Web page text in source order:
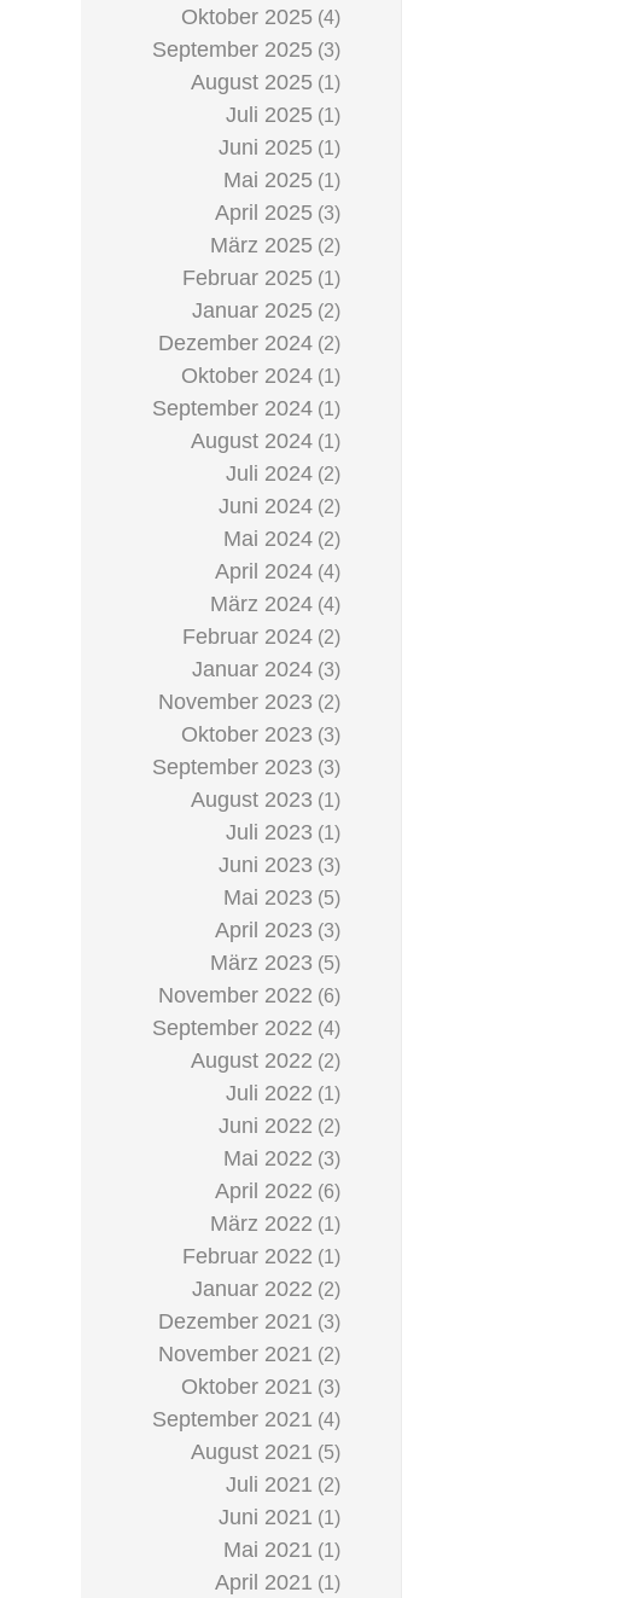
Oktober 2025 (4)
September 2025 (3)
August 2025 (1)
Juli 2025 (1)
Juni 2025 (1)
Mai 2025 (1)
April 2025 (3)
März 2025 (2)
Februar 2025 (1)
Januar 2025 (2)
Dezember 2024 (2)
Oktober 2024 (1)
September 2024 (1)
August 2024 (1)
Juli 2024 (2)
Juni 2024 (2)
Mai 2024 (2)
April 2024 (4)
März 2024 (4)
Februar 2024 (2)
Januar 2024 (3)
November 2023 (2)
Oktober 2023 (3)
September 2023 (3)
August 2023 (1)
Juli 2023 (1)
Juni 2023 (3)
Mai 2023 (5)
April 2023 (3)
März 2023 (5)
November 2022 (6)
September 2022 (4)
August 2022 (2)
Juli 2022 (1)
Juni 2022 (2)
Mai 2022 (3)
April 2022 (6)
März 2022 (1)
Februar 2022 (1)
Januar 2022 (2)
Dezember 2021 (3)
November 2021 (2)
Oktober 2021 (3)
September 2021 (4)
August 2021 (5)
Juli 2021 (2)
Juni 2021 (1)
Mai 2021 (1)
April 2021 (1)